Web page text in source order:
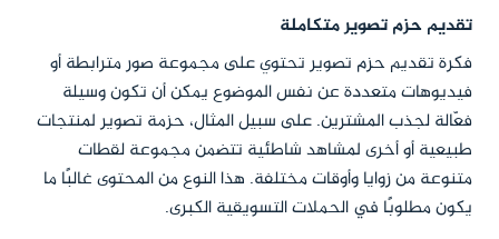
تقديم حزم تصوير متكاملة
فكرة تقديم حزم تصوير تحتوي على مجموعة صور مترابطة أو
فيديوهات متعددة عن نفس الموضوع يمكن أن تكون وسيلة
فعّالة لجذب المشترين. على سبيل المثال، حزمة تصوير لمنتجات
طبيعية أو أخرى لمشاهد شاطئية تتضمن مجموعة لقطات
متنوعة من زوايا وأوقات مختلفة. هذا النوع من المحتوى غالبًا ما
يكون مطلوبًا في الحملات التسويقية الكبرى.